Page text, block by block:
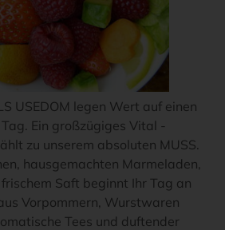
USEDOM legen Wert auf einen
Ein großzügiges Vital -
zu unserem absoluten MUSS.
hausgemachten Marmeladen,
Saft beginnt Ihr Tag an
Vorpommern, Wurstwaren
Tees und duftender